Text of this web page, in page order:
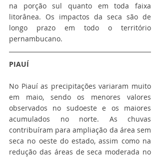
na porção sul quanto em toda faixa
litorânea. Os impactos da seca são de
longo prazo em todo o território
pernambucano.
PIAUÍ
No Piauí as precipitações variaram muito
em maio, sendo os menores valores
observados no sudoeste e os maiores
acumulados no norte. As chuvas
contribuíram para ampliação da área sem
seca no oeste do estado, assim como na
redução das áreas de seca moderada no